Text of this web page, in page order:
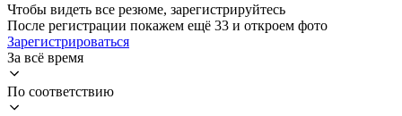
Чтобы видеть все резюме, зарегистрируйтесь
После регистрации покажем ещё 33 и откроем фото
Зарегистрироваться
За всё время
По соответствию